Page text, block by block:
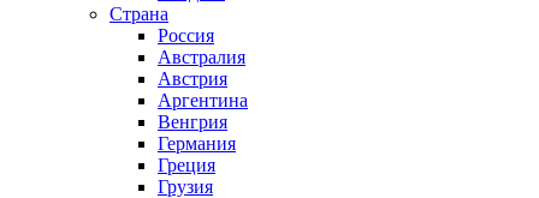
Страна
Россия
Австралия
Австрия
Аргентина
Венгрия
Германия
Греция
Грузия